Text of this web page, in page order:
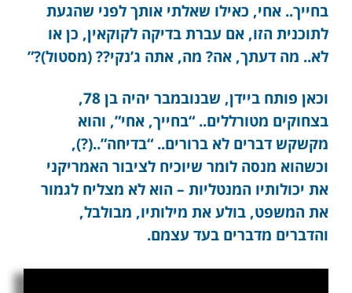
בחייך.. אחי, כאילו שאלתי אותך לפני שהגעת
לתוכנית הזו, אם עברת בדיקה לקוקאין, כן או
לא.. מה דעתך, אה? מה, אתה ג’נקי?? (מסטול)?”
וכאן פותח ביידן, שבנובמבר יהיה בן 78,
בצחוקים מטורללים.. “בחייך, אחי”, והוא
מקשקש דברים לא ברורים.. “בדיחה”..(?),
וכשהוא מנסה לומר שיוכיח לציבור האמריקני
את יכולותיו המנטליות – הוא לא מצליח לגמור
את המשפט, בולע את מילותיו, מבולבל,
והדברים מדברים בעד עצמם.